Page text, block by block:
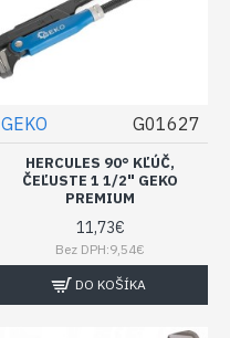
GEKO G01627
HERCULES 90° KĽÚČ,
ČEĽUSTE 1 1/2" GEKO
PREMIUM
11,73€
Bez DPH:9,54€
DO KOŠÍKA